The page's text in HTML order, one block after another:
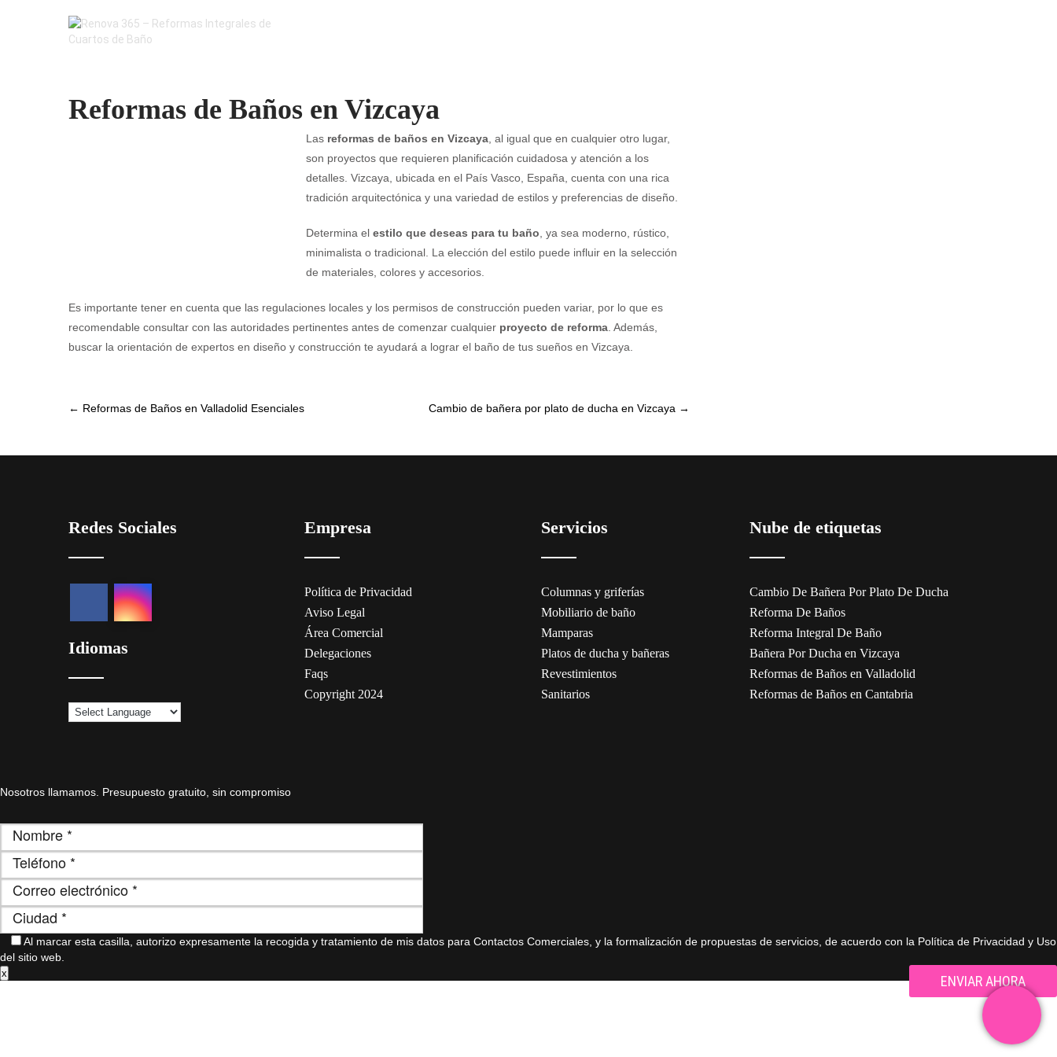
Reformas de Baños en Vizcaya
Las reformas de baños en Vizcaya, al igual que en cualquier otro lugar,
son proyectos que requieren planificación cuidadosa y atención a los
detalles. Vizcaya, ubicada en el País Vasco, España, cuenta con una rica
tradición arquitectónica y una variedad de estilos y preferencias de diseño.
Determina el estilo que deseas para tu baño , ya sea moderno, rústico,
minimalista o tradicional. La elección del estilo puede influir en la selección
de materiales, colores y accesorios.
Es importante tener en cuenta que las regulaciones locales y los permisos de construcción pueden variar, por lo que es
recomendable consultar con las autoridades pertinentes antes de comenzar cualquier proyecto de reforma . Además,
buscar la orientación de expertos en diseño y construcción te ayudará a lograr el baño de tus sueños en Vizcaya.
Post
← Reformas de Baños en Valladolid Esenciales Cambio de bañera por plato de ducha en Vizcaya →
Redes Sociales
Idiomas
Empresa
Política de Privacidad
Aviso Legal
Área Comercial
Delegaciones
Faqs
Copyright 2024
Servicios
Columnas y griferías
Mobiliario de baño
Mamparas
Platos de ducha y bañeras
Revestimientos
Sanitarios
Nube de etiquetas
Cambio De Bañera Por Plato De Ducha
Reforma De Baños
Reforma Integral De Baño
Bañera Por Ducha en Vizcaya
Reformas de Baños en Valladolid
Reformas de Baños en Cantabria
Nosotros llamamos. Presupuesto gratuito, sin compromiso
Al marcar esta casilla, autorizo ​​expresamente la recogida y tratamiento de mis datos para Contactos Comerciales, y la formalización de propuestas de servicios, de acuerdo con la Política de Privacidad y Uso
del sitio web.
x